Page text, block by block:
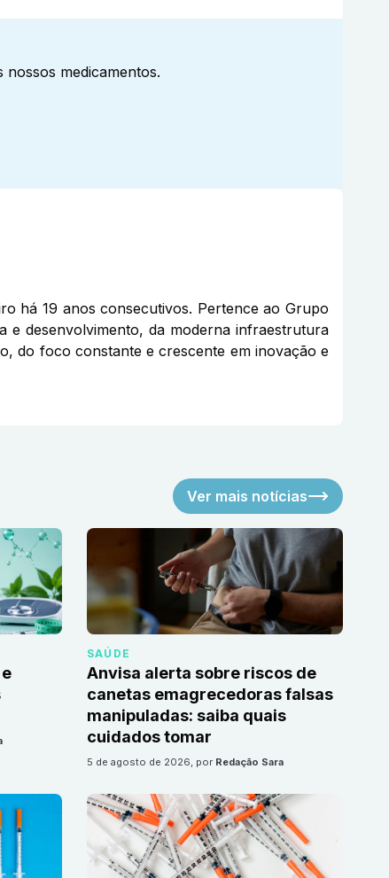
medicamentos.
há 19 anos consecutivos. Pertence ao Grupo
e desenvolvimento, da moderna infraestrutura
do foco constante e crescente em inovação e
Ver mais notícias
SAÚDE
Anvisa alerta sobre riscos de
canetas emagrecedoras falsas
manipuladas: saiba quais
cuidados tomar
5 de agosto de 2026, por Redação Sara